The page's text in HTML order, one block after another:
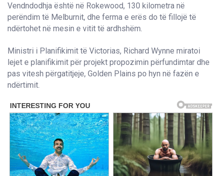
Vendndodhja është në Rokewood, 130 kilometra në
perëndim të Melburnit, dhe ferma e erës do të fillojë të
ndërtohet në mesin e vitit të ardhshëm.
Ministri i Planifikimit të Victorias, Richard Wynne miratoi
lejet e planifikimit për projekt propozimin përfundimtar dhe
pas vitesh përgatitjeje, Golden Plains po hyn në fazën e
ndërtimit.